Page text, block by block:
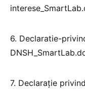
6. Declaratie-
7. Declarație